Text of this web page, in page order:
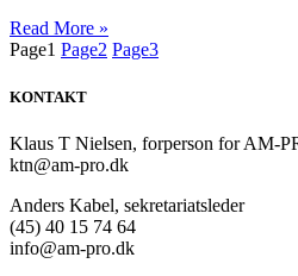
Read More »
Page1 Page2 Page3
KONTAKT
Klaus T Nielsen, forperson for AM-
ktn@am-pro.dk
Anders Kabel, sekretariatsleder
(45) 40 15 74 64
info@am-pro.dk